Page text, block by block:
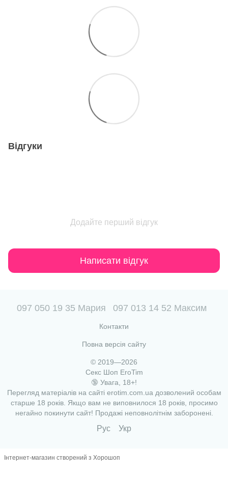
Відгуки
Додайте перший відгук
Написати відгук
097 050 19 35 Мария 097 013 14 52 Максим
Контакти
Повна версія сайту
© 2019—2026
Секс Шоп EroTim
🔞 Увага, 18+!
Перегляд матеріалів на сайті erotim.com.ua дозволений особам
старше 18 років. Якщо вам не виповнилося 18 років, просимо
негайно покинути сайт! Продажі неповнолітнім заборонені.
Рус Укр
Інтернет-магазин створений з Хорошоп